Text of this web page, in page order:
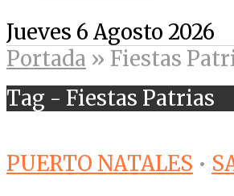
Jueves 6 Agosto 2026
Portada » Fiestas
Tag - Fiestas Patrias
PUERTO NATALES •